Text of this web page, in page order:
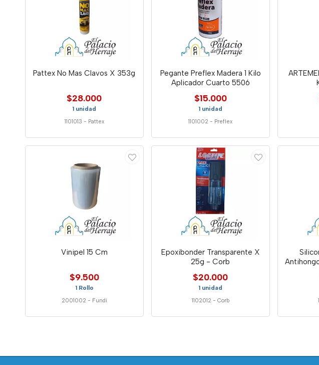
Pattex No Mas Clavos X 353g
$28.000
1 unidad
1101013 - Pattex
Pegante Preflex Madera 1 Kilo
Aplicador Cuarto 5506
$15.000
1 unidad
1101002 - Preflex
Vinipel 15 Cm
$9.500
1 Rollo
2001002 - Fundi
Epoxibonder Transparente X
25g - Corb
$20.000
1 unidad
1102012 - Corb